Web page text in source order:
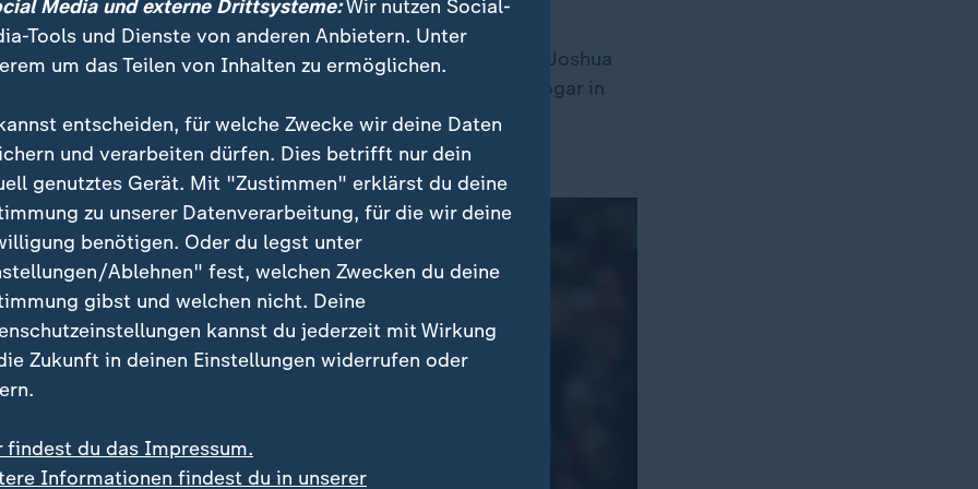
Musialas Rückkehr an
ist der Plan, dass er dabei ist", kündigte Kompany an. Joshua
seinen anhaltenden Beschwerden am Sprunggelenk sogar in
nach Konrad Laimers Faserriss womöglich als
Media und externe Drittsysteme:Wir nutzen Social-
Tools und Dienste von anderen Anbietern. Unter
um das Teilen von Inhalten zu ermöglichen.
entscheiden, für welche Zwecke wir deine Daten
und verarbeiten dürfen. Dies betrifft nur dein
genutztes Gerät. Mit "Zustimmen" erklärst du deine
zu unserer Datenverarbeitung, für die wir deine
benötigen. Oder du legst unter
Ablehnen" fest, welchen Zwecken du deine
gibst und welchen nicht. Deine
kannst du jederzeit mit Wirkung
Zukunft in deinen Einstellungen widerrufen oder
findest du das Impressum.
Informationen findest du in unserer